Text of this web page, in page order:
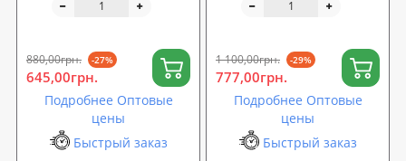
(FI-0123)
880,00грн. -27%
645,00грн.
Подробнее Оптовые
цены
Быстрый заказ
лапы боксерские OSPORT
1 100,00грн. -29%
777,00грн.
Подробнее Оптовые
цены
Быстрый заказ